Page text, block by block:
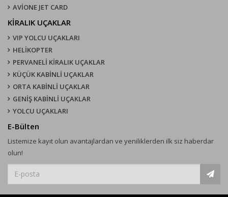
AVİONE JET CARD
KIRALIK UÇAKLAR
VIP YOLCU UÇAKLARI
HELİKOPTER
PERVANELİ KİRALIK UÇAKLAR
KÜÇÜK KABİNLİ UÇAKLAR
ORTA KABİNLİ UÇAKLAR
GENİŞ KABİNLİ UÇAKLAR
YOLCU UÇAKLARI
E-Bülten
Listemize kayıt olun avantajlardan ve yeniliklerden ilk siz haberdar
olun!